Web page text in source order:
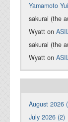
Yamamoto
sakurai (the
Wyatt on
sakurai (the
Wyatt on
August 2026
July 2026 (2)